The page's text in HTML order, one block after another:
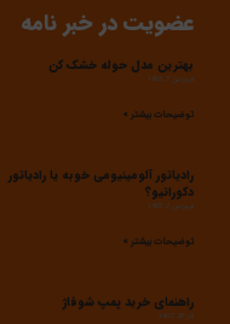
عضویت در خبر نامه
بهترین مدل حوله خشک کن
فروردین 7, 1403
توضیحات بیشتر »
رادیاتور آلومینیومی خوبه یا رادیاتور
دکوراتیو؟
فروردین 7, 1403
توضیحات بیشتر »
راهنمای خرید پمپ شوفاژ
آذر 28, 1402